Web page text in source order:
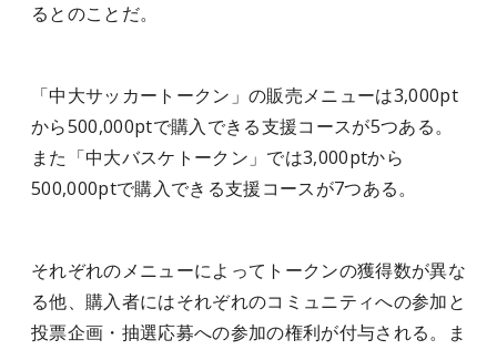
るとのことだ。
「中大サッカートークン」の販売メニューは3,000pt
から500,000ptで購入できる支援コースが5つある。
また「中大バスケトークン」では3,000ptから
500,000ptで購入できる支援コースが7つある。
それぞれのメニューによってトークンの獲得数が異な
る他、購入者にはそれぞれのコミュニティへの参加と
投票企画・抽選応募への参加の権利が付与される。ま